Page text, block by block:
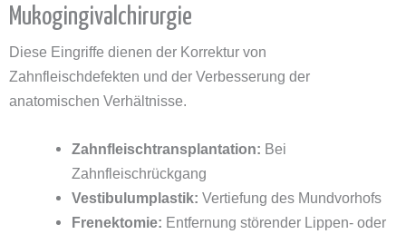
Mukogingivalchirurgie
Diese Eingriffe dienen der Korrektur von
Zahnfleischdefekten und der Verbesserung der
anatomischen Verhältnisse.
Zahnfleischtransplantation: Bei
Zahnfleischrückgang
Vestibulumplastik: Vertiefung des Mundvorhofs
Frenektomie: Entfernung störender Lippen- oder